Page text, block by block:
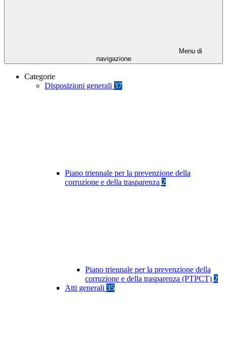
Menu di
navigazione
Categorie
Disposizioni generali 37
Piano triennale per la prevenzione della
corruzione e della trasparenza 2
Piano triennale per la prevenzione della
corruzione e della trasparenza (PTPCT) 2
Atti generali 35